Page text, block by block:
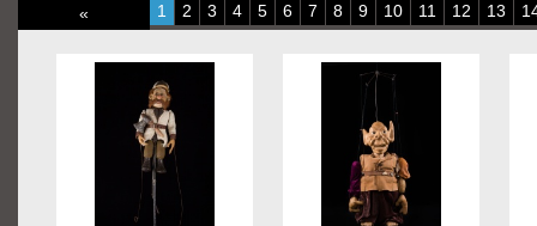
« 1 2 3 4 5 6 7 8 9 10 11 12 13